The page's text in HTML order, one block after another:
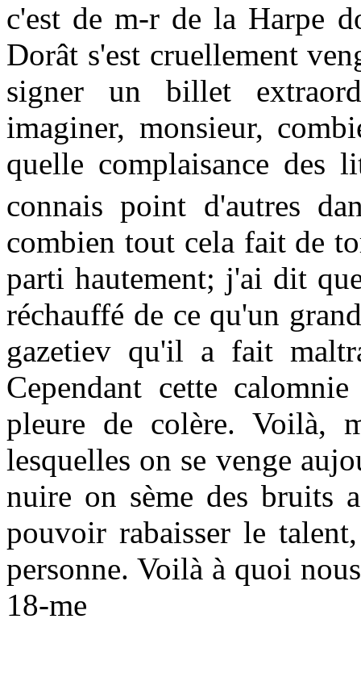
c'est de m-r de la Harpe
Dorât s'est cruellement
signer un billet
imaginer, monsieur,
quelle complaisance des
connais point d'autres
combien tout cela fait de
parti hautement; j'ai dit
réchauffé de ce qu'un
gazetiev qu'il a fait
Cependant cette
pleure de colère. Voilà,
lesquelles on se venge
nuire on sème des bruits
pouvoir rabaisser le
personne. Voilà à quoi
18-me